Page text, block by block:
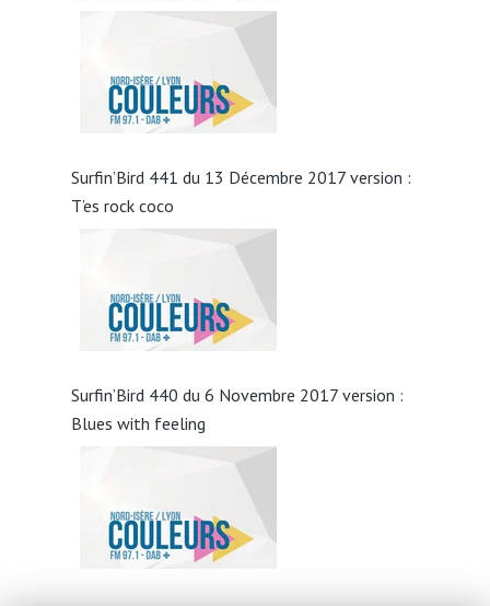
Surfin’Bird 441 du 13 Décembre 2017 version :
T’es rock coco
Surfin’Bird 440 du 6 Novembre 2017 version :
Blues with feeling